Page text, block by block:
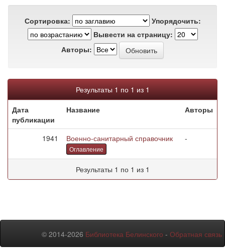
Сортировка:
Упорядочить:
Вывести на страницу:
Авторы:
Результаты 1 по 1 из 1
Дата
публикации
Название Авторы
1941 Военно-санитарный справочник
Оглавление
-
Результаты 1 по 1 из 1
© 2014-2026 Библиотека Белинского - Обратная связь